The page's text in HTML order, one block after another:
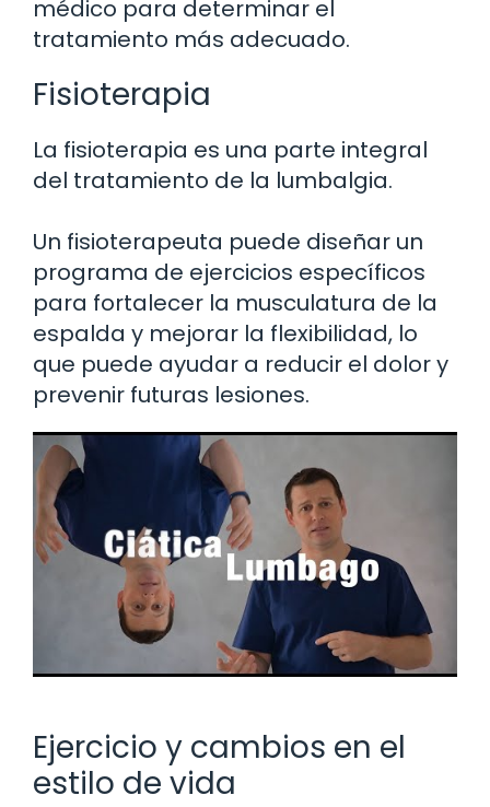
médico para determinar el
tratamiento más adecuado.
Fisioterapia
La fisioterapia es una parte integral
del tratamiento de la lumbalgia.
Un fisioterapeuta puede diseñar un
programa de ejercicios específicos
para fortalecer la musculatura de la
espalda y mejorar la flexibilidad, lo
que puede ayudar a reducir el dolor y
prevenir futuras lesiones.
Ejercicio y cambios en el
estilo de vida